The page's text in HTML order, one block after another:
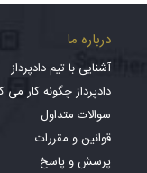
درباره ما
آشنایی با تیم دادپرداز
دادپرداز چگونه کار می
سوالات متداول
قوانین و مقررات
پرسش و پاسخ